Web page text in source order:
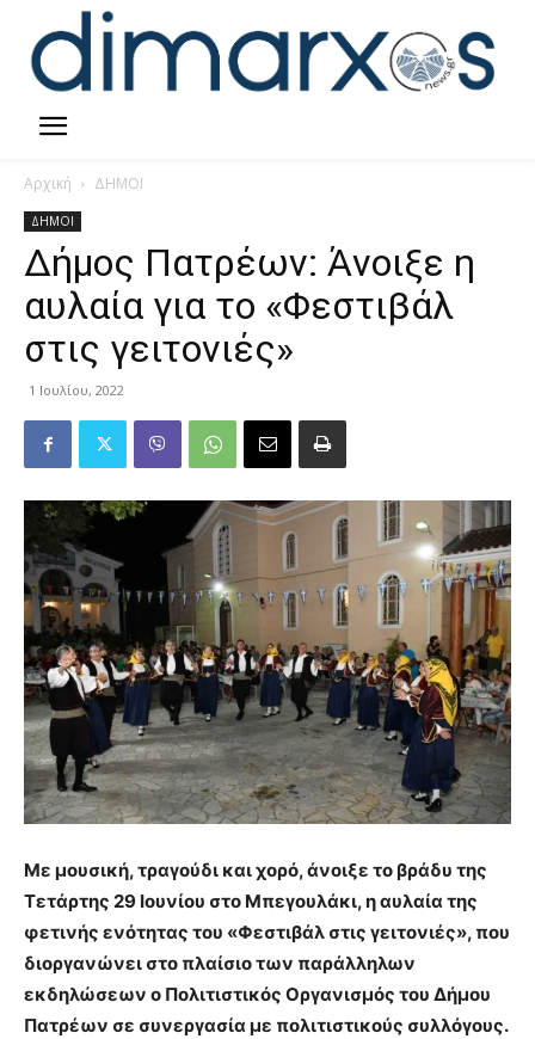
Αρχική ΔΗΜΟΙ
ΔΗΜΟΙ
Δήμος Πατρέων: Άνοιξε η
αυλαία για το «Φεστιβάλ
στις γειτονιές»
1 Ιουλίου, 2022
Με μουσική, τραγούδι και χορό, άνοιξε το βράδυ της
Τετάρτης 29 Ιουνίου στο Μπεγουλάκι, η αυλαία της
φετινής ενότητας του «Φεστιβάλ στις γειτονιές», που
διοργανώνει στο πλαίσιο των παράλληλων
εκδηλώσεων ο Πολιτιστικός Οργανισμός του Δήμου
Πατρέων σε συνεργασία με πολιτιστικούς συλλόγους.